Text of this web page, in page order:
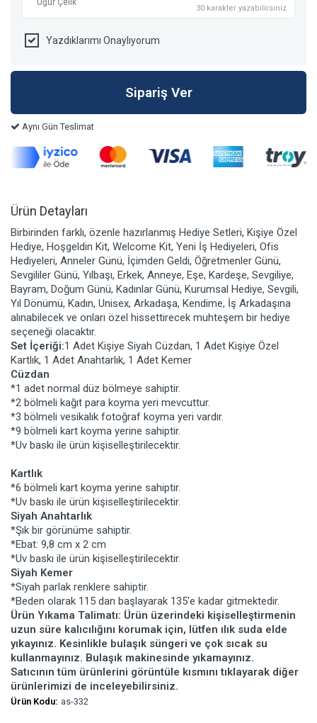
30 karakter yazabilirsiniz.
Yazdıklarımı Onaylıyorum
Aynı Gün Teslimat
Ürün Detayları
Birbirinden farklı, özenle hazırlanmış Hediye Setleri, Kişiye Özel
Hediye, Hoşgeldin Kit, Welcome Kit, Yeni İş Hediyeleri, Ofis
Hediyeleri, Anneler Günü, İçimden Geldi, Öğretmenler Günü,
Sevgililer Günü, Yılbaşı, Erkek, Anneye, Eşe, Kardeşe, Sevgiliye,
Bayram, Doğum Günü, Kadınlar Günü, Kurumsal Hediye, Sevgili,
Yıl Dönümü, Kadın, Unisex, Arkadaşa, Kendime, İş Arkadaşına
alınabilecek ve onları özel hissettirecek muhteşem bir hediye
seçeneği olacaktır.
Set İçeriği:1 Adet Kişiye Siyah Cüzdan, 1 Adet Kişiye Özel
Kartlık, 1 Adet Anahtarlık, 1 Adet Kemer
Cüzdan
*1 adet normal düz bölmeye sahiptir.
*2 bölmeli kağıt para koyma yeri mevcuttur.
*3 bölmeli vesikalık fotoğraf koyma yeri vardır.
*9 bölmeli kart koyma yerine sahiptir.
*Uv baskı ile ürün kişiselleştirilecektir.
Kartlık
*6 bölmeli kart koyma yerine sahiptir.
*Uv baskı ile ürün kişiselleştirilecektir.
Siyah Anahtarlık
*Şık bir görünüme sahiptir.
*Ebat: 9,8 cm x 2 cm
*Uv baskı ile ürün kişiselleştirilecektir.
Siyah Kemer
*Siyah parlak renklere sahiptir.
*Beden olarak 115 dan başlayarak 135'e kadar gitmektedir.
Ürün Yıkama Talimatı: Ürün üzerindeki kişiselleştirmenin
uzun süre kalıcılığını korumak için, lütfen ılık suda elde
yıkayınız. Kesinlikle bulaşık süngeri ve çok sıcak su
kullanmayınız. Bulaşık makinesinde yıkamayınız.
Satıcının tüm ürünlerini görüntüle kısmını tıklayarak diğer
ürünlerimizi de inceleyebilirsiniz.
Ürün Kodu: as-332